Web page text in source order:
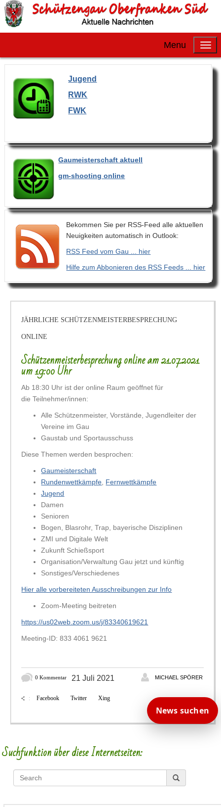
Menu
News suchen
Jugend
RWK
FWK
Gaumeisterschaft aktuell
gm-shooting online
Bekommen Sie per RSS-Feed alle aktuellen
Neuigkeiten automatisch in Outlook:
RSS Feed vom Gau ... hier
Hilfe zum Abbonieren des RSS Feeds ... hier
JÄHRLICHE SCHÜTZENMEISTERBESPRECHUNG
ONLINE
Schützenmeisterbesprechung online am 21.07.2021
um 19:00 Uhr
Ab 18:30 Uhr ist der online Raum geöffnet für
dieTeilnehmer/innen:
Alle Schützenmeister, Vorstände, Jugendleiter der
Vereine im Gau
Gaustab und Sportausschuss
Diese Themen werden besprochen:
Gaumeisterschaft
Rundenwettkämpfe Fernwettkämpfe
Jugend
Damen
Senioren
Bogen, Blasrohr, Trap, bayerische Disziplinen
ZMI und Digitale Welt
Zukunft Schießsport
Organisation/Verwaltung Gau jetzt und künftig
Sonstiges/Verschiedenes
Hier alle vorbereiteten Ausschreibungen zur Info
Zoom-Meeting beitreten
https://us02web.zoom.us/j/83340619621
Meeting-ID: 833 4061 9621
21 Juli 2021
0 Kommentar MICHAEL SPÖRER
: Facebook Twitter Xing
Suchfunktion über diese Internetseiten: